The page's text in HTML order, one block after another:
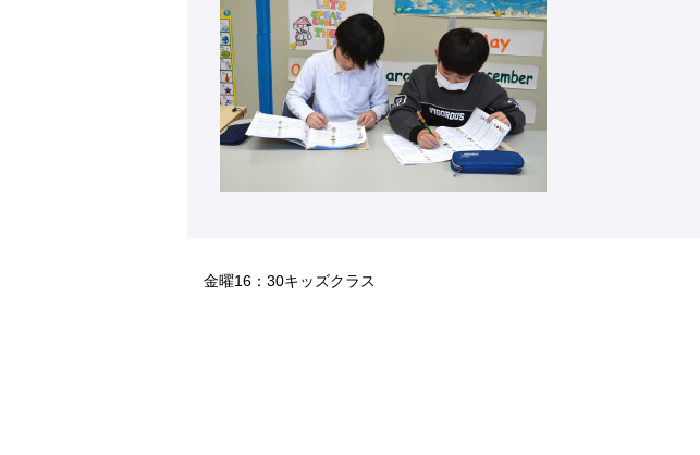
金曜16：30キッズクラス